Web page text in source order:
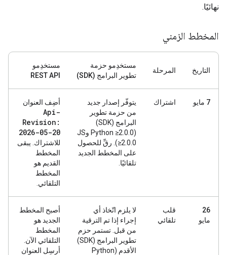
نهائيًا.
المخطط الزمني
التاريخ المرحلة
مستخدِمو حزمة
تطوير البرامج (SDK)
مستخدِمو
REST API
‫7 مايو اشتراك
يتوفّر إصدار جديد
من حزمة تطوير
البرامج (SDK)
(Python ≥2.0.0 وJS
≥2.0.0). رقِّ للحصول
على المخطط الجديد
تلقائيًا.
أضِف العنوان
Api-
Revision:
2026-05-20
للاشتراك. يبقى
المخطط
القديم هو
المخطط
التلقائي.
‫26
مايو
قلب
تلقائي
لا يلزم اتّخاذ أي
إجراء إذا تم الترقية
من قبل. تستمر حزم
تطوير البرامج (SDK)
الأقدم (Python
أصبح المخطط
الجديد هو
المخطط
التلقائي الآن.
أرسِل العنوان